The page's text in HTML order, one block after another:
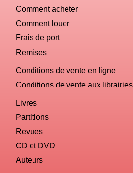
Comment acheter
Comment louer
Frais de port
Remises
Conditions de vente en ligne
Conditions de vente aux librairies
Livres
Partitions
Revues
CD et DVD
Auteurs